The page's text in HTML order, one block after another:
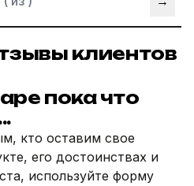
клиентов
пока что
кто оставим свое
его достоинствах и
используйте форму